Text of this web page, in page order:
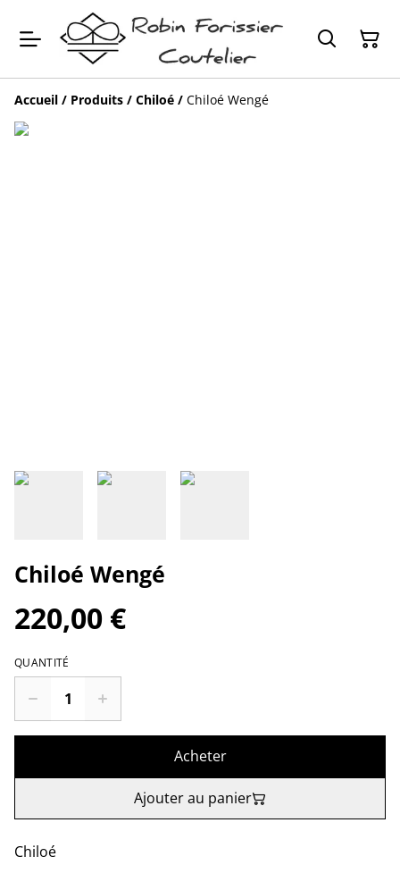
Accueil / Produits / Chiloé / Chiloé Wengé
Chiloé Wengé
220,00 €
QUANTITÉ
Acheter
Ajouter au panier
Chiloé